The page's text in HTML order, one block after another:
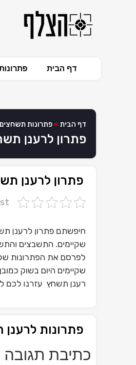
דף הבית
דף הבית » פתרונות תשחצים
פתרון לרענן
פתרון לרענן
חיפשתם פתרון לרענן
שקיימים. התשבצים
לפרסם את הפתרונות
שקיימים היום בשוק
רענן תשחץ עזרנו לכם
פתרונות
כתיבת תגובה